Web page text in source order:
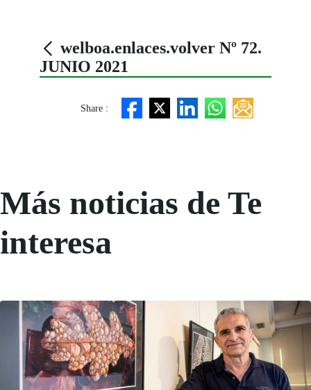
welboa.enlaces.volver Nº 72.
JUNIO 2021
Share :
Más noticias de Te
interesa